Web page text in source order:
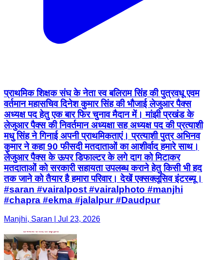
प्राथमिक शिक्षक संघ के नेता स्व बलिराम सिंह की पुत्रवधू एवम
वर्तमान महासचिव दिनेश कुमार सिंह की भौजाई लेजुआर पैक्स
अध्यक्ष पद हेतु एक बार फिर चुनाव मैदान में। मांझी प्रखंड के
लेजुआर पैक्स की निवर्तमान अध्यक्षा सह अध्यक्ष पद की प्रत्याशी
मधु सिंह ने गिनाई अपनी प्राथमिकताएं। प्रत्याशी पुत्र अभिनव
कुमार ने कहा 90 फीसदी मतदाताओं का आशीर्वाद हमारे साथ।
लेजुआर पैक्स के ऊपर डिफाल्टर के लगे दाग को मिटाकर
मतदाताओं को सरकारी सहायता उपलब्ध कराने हेतु किसी भी हद
तक जाने को तैयार है हमारा परिवार। देखें एक्सक्लूसिव इंटरब्यू।
#saran #vairalpost #vairalphoto #manjhi
#chapra #ekma #jalalpur #Daudpur
Manjhi, Saran | Jul 23, 2026